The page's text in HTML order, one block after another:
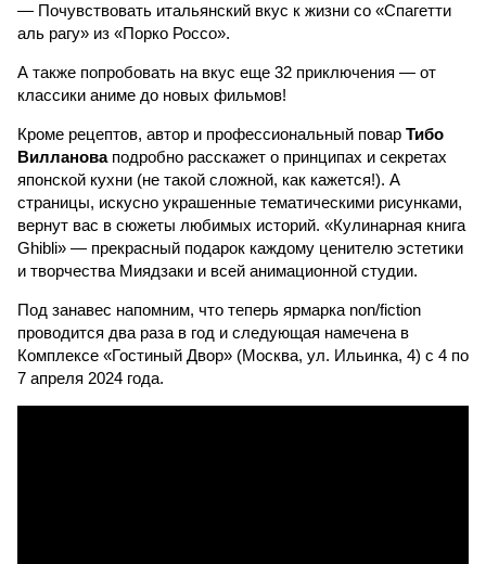
— Почувствовать итальянский вкус к жизни со «Спагетти
аль рагу» из «Порко Россо».
А также попробовать на вкус еще 32 приключения — от
классики аниме до новых фильмов!
Кроме рецептов, автор и профессиональный повар Тибо
Виллановаподробно расскажет о принципах и секретах
японской кухни (не такой сложной, как кажется!). А
страницы, искусно украшенные тематическими рисунками,
вернут вас в сюжеты любимых историй. «Кулинарная книга
Ghibli» — прекрасный подарок каждому ценителю эстетики
и творчества Миядзаки и всей анимационной студии.
Под занавес напомним, что теперь ярмарка non/fiction
проводится два раза в год и следующая намечена в
Комплексе «Гостиный Двор» (Москва, ул. Ильинка, 4) с 4 по
7 апреля 2024 года.